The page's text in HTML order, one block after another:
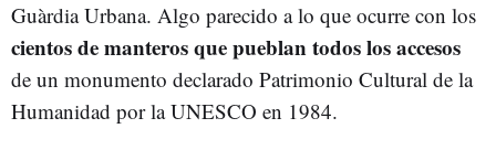
Guàrdia Urbana. Algo parecido a lo que ocurre con los
cientos de manteros que pueblan todos los accesos
de un monumento declarado Patrimonio Cultural de la
Humanidad por la UNESCO en 1984.